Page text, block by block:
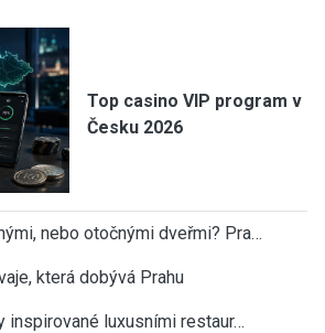
Top casino VIP program v
Česku 2026
nebo otočnými dveřmi? Pra…
která dobývá Prahu
inspirované luxusními restaur…